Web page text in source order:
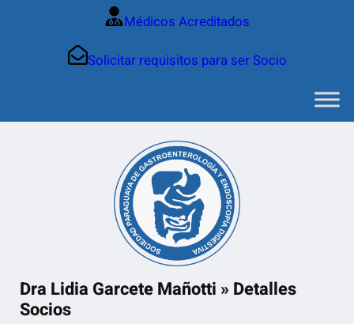
Médicos Acreditados
Solicitar requisitos para ser Socio
Dra Lidia Garcete Mañotti » Detalles
Socios